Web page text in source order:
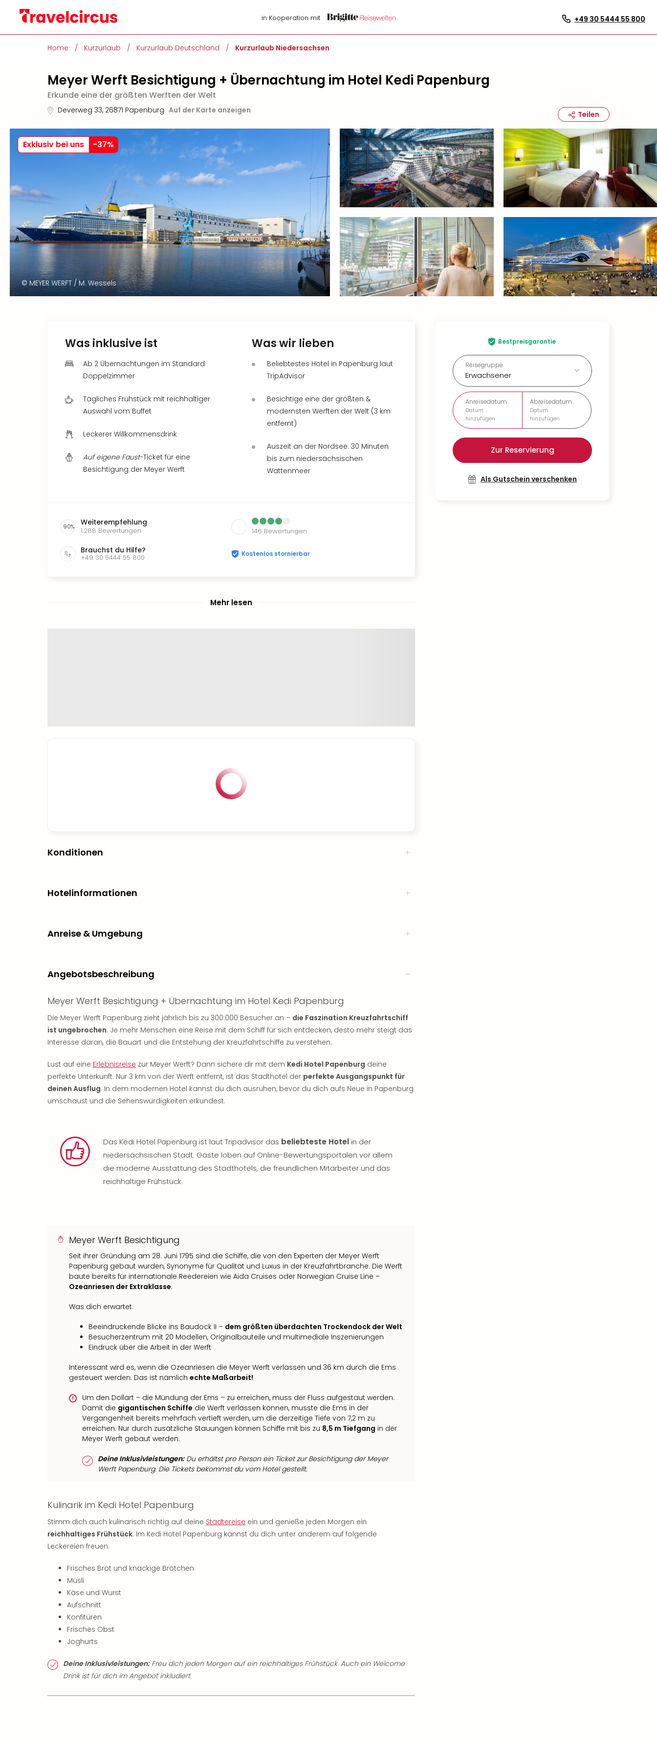
in Kooperation mit +49 30 5444 55 800
Home / Kurzurlaub / Kurzurlaub Deutschland / Kurzurlaub Niedersachsen
Meyer Werft Besichtigung + Übernachtung im Hotel Kedi Papenburg
Erkunde eine der größten Werften der Welt
Deverweg 33, 26871 Papenburg Auf der Karte anzeigen Teilen
Exklusiv bei uns -37%
© MEYER WERFT / M. Wessels
Bestpreisgarantie
Reisegruppe
Erwachsener
Anreisedatum
Datum
hinzufügen
Abreisedatum
Datum
hinzufügen
Zur Reservierung
Als Gutschein verschenken
Was inklusive ist
Ab 2 Übernachtungen im Standard
Doppelzimmer
Tägliches Frühstück mit reichhaltiger
Auswahl vom Buffet
Leckerer Willkommensdrink
Auf eigene Faust-Ticket für eine
Besichtigung der Meyer Werft
Was wir lieben
Beliebtestes Hotel in Papenburg laut
TripAdvisor
Besichtige eine der größten &
modernsten Werften der Welt (3 km
entfernt)
Auszeit an der Nordsee: 30 Minuten
bis zum niedersächsischen
Wattenmeer
90% Weiterempfehlung
1.288 Bewertungen 146 Bewertungen
Brauchst du Hilfe?
+49 30 5444 55 800 Kostenlos stornierbar
Mehr lesen
Konditionen
Hotelinformationen
Anreise & Umgebung
Angebotsbeschreibung
Meyer Werft Besichtigung + Übernachtung im Hotel Kedi Papenburg
Die Meyer Werft Papenburg zieht jährlich bis zu 300.000 Besucher an – die Faszination Kreuzfahrtschiff
ist ungebrochen. Je mehr Menschen eine Reise mit dem Schiff für sich entdecken, desto mehr steigt das
Interesse daran, die Bauart und die Entstehung der Kreuzfahrtschiffe zu verstehen.
Lust auf eine Erlebnisreise zur Meyer Werft? Dann sichere dir mit dem Kedi Hotel Papenburg deine
perfekte Unterkunft. Nur 3 km von der Werft entfernt, ist das Stadthotel der perfekte Ausgangspunkt für
deinen Ausflug. In dem modernen Hotel kannst du dich ausruhen, bevor du dich aufs Neue in Papenburg
umschaust und die Sehenswürdigkeiten erkundest.
Das Kedi Hotel Papenburg ist laut Tripadvisor das beliebteste Hotelin der
niedersächsischen Stadt. Gäste loben auf Online-Bewertungsportalen vor allem
die moderne Ausstattung des Stadthotels, die freundlichen Mitarbeiter und das
reichhaltige Frühstück.
Meyer Werft Besichtigung
Seit ihrer Gründung am 28. Juni 1795 sind die Schiffe, die von den Experten der Meyer Werft
Papenburg gebaut wurden, Synonyme für Qualität und Luxus in der Kreuzfahrtbranche. Die Werft
baute bereits für internationale Reedereien wie Aida Cruises oder Norwegian Cruise Line –
Ozeanriesen der Extraklasse.
Was dich erwartet:
Beeindruckende Blicke ins Baudock II – dem größten überdachten Trockendock der Welt
Besucherzentrum mit 20 Modellen, Originalbauteile und multimediale Inszenierungen
Eindruck über die Arbeit in der Werft
Interessant wird es, wenn die Ozeanriesen die Meyer Werft verlassen und 36 km durch die Ems
gesteuert werden. Das ist nämlich echte Maßarbeit!
Um den Dollart – die Mündung der Ems – zu erreichen, muss der Fluss aufgestaut werden.
Damit die gigantischen Schiffe die Werft verlassen können, musste die Ems in der
Vergangenheit bereits mehrfach vertieft werden, um die derzeitige Tiefe von 7,2 m zu
erreichen. Nur durch zusätzliche Stauungen können Schiffe mit bis zu 8,5 m Tiefgang in der
Meyer Werft gebaut werden.
Deine Inklusivleistungen:Du erhältst pro Person ein Ticket zur Besichtigung der Meyer
Werft Papenburg. Die Tickets bekommst du vom Hotel gestellt.
Kulinarik im Kedi Hotel Papenburg
Stimm dich auch kulinarisch richtig auf deine Städtereise ein und genieße jeden Morgen ein
reichhaltiges Frühstück. Im Kedi Hotel Papenburg kannst du dich unter anderem auf folgende
Leckereien freuen:
Frisches Brot und knackige Brötchen
Müsli
Käse und Wurst
Aufschnitt
Konfitüren
Frisches Obst
Joghurts
Deine Inklusivleistungen:Freu dich jeden Morgen auf ein reichhaltiges Frühstück. Auch ein Welcome
Drink ist für dich im Angebot inkludiert.